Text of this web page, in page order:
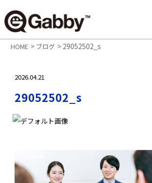
HOME > ブログ > 29052502_s
2026.04.21
29052502_s